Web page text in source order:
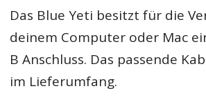
Das Blue Yeti besitzt für die
deinem Computer oder Mac
B Anschluss. Das passende
im Lieferumfang.